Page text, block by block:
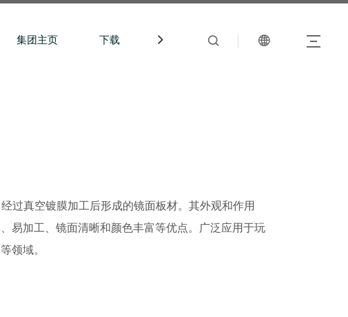
集团主页 下载 中文站
过真空镀膜加工后形成的镜面板材。其外观和作用
易加工、镜面清晰和颜色丰富等优点。广泛应用于玩
领域。